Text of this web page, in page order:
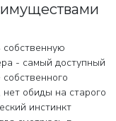
- самый доступный
обиды на старого
инстинкт